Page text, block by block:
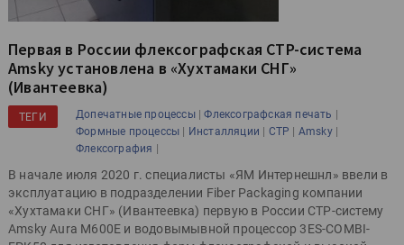
Первая в России флексографская CTP-система
Amsky установлена в «Хухтамаки СНГ»
(Ивантеевка)
ТЕГИ Допечатные процессы|Флексографская печать |
Формные процессы | Инсталляции | CTP | Amsky|
Флексография |
В начале июля 2020 г. специалисты «ЯМ Интернешнл» ввели в
эксплуатацию в подразделении Fiber Packaging компании
«Хухтамаки СНГ» (Ивантеевка) первую в России СТР-систему
Amsky Aura M600E и водовымывной процессор 3ES-COMBI-